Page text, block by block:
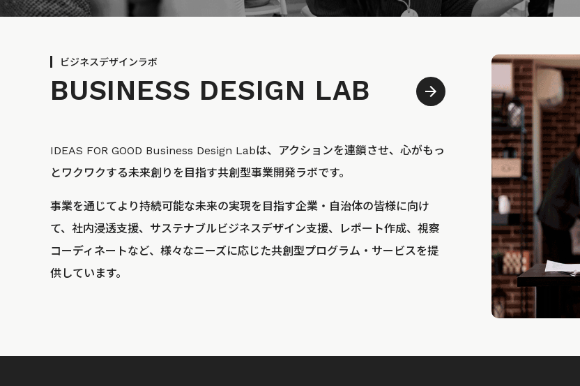
ビジネスデザインラボ
BUSINESS DESIGN LAB
IDEAS FOR GOOD Business Design Labは、アクションを連鎖させ、心がもっ
とワクワクする未来創りを目指す共創型事業開発ラボです。
事業を通じてより持続可能な未来の実現を目指す企業・自治体の皆様に向け
て、社内浸透支援、サステナブルビジネスデザイン支援、レポート作成、視察
コーディネートなど、様々なニーズに応じた共創型プログラム・サービスを提
供しています。